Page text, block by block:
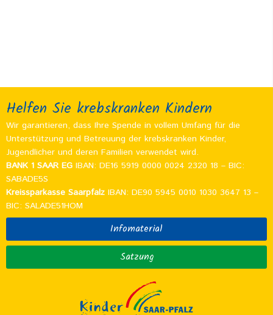
Helfen Sie krebskranken Kindern
Wir garantieren, dass Ihre Spende in vollem Umfang für die
Unterstützung und Betreuung der krebskranken Kinder,
Jugendlicher und deren Familien verwendet wird.
BANK 1 SAAR EG IBAN: DE16 5919 0000 0024 2320 18 – BIC:
SABADE5S
Kreissparkasse Saarpfalz IBAN: DE90 5945 0010 1030 3647 13 –
BIC: SALADE51HOM
Infomaterial
Satzung